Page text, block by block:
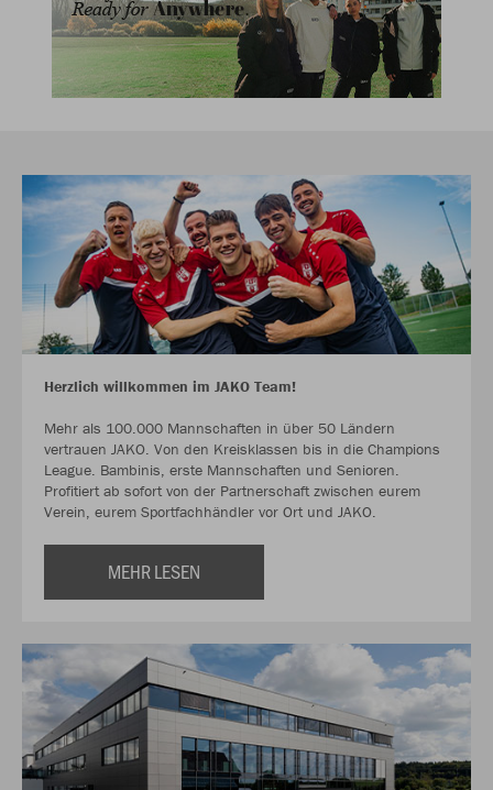
Herzlich willkommen im JAKO Team!
Mehr als 100.000 Mannschaften in über 50 Ländern
vertrauen JAKO. Von den Kreisklassen bis in die Champions
League. Bambinis, erste Mannschaften und Senioren.
Profitiert ab sofort von der Partnerschaft zwischen eurem
Verein, eurem Sportfachhändler vor Ort und JAKO.
MEHR LESEN